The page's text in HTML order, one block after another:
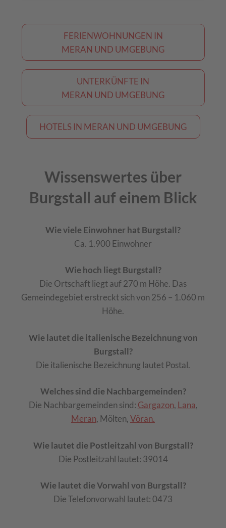
FERIENWOHNUNGEN IN
MERAN UND UMGEBUNG
UNTERKÜNFTE IN
MERAN UND UMGEBUNG
HOTELS IN MERAN UND UMGEBUNG
Wissenswertes über
Burgstall auf einem Blick
Wie viele Einwohner hat Burgstall?
Ca. 1.900 Einwohner
Wie hoch liegt Burgstall?
Die Ortschaft liegt auf 270 m Höhe. Das
Gemeindegebiet erstreckt sich von 256 – 1.060 m
Höhe.
Wie lautet die italienische Bezeichnung von
Burgstall?
Die italienische Bezeichnung lautet Postal.
Welches sind die Nachbargemeinden?
Die Nachbargemeinden sind: Gargazon, Lana,
Meran, Mölten,Vöran.
Wie lautet die Postleitzahl von Burgstall?
Die Postleitzahl lautet: 39014
Wie lautet die Vorwahl von Burgstall?
Die Telefonvorwahl lautet: 0473